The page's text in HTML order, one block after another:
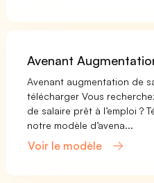
Avenant
Avenant augmentation de
télécharger Vous
de salaire prêt à l’emploi ?
notre modèle d’avena...
Voir le modèle